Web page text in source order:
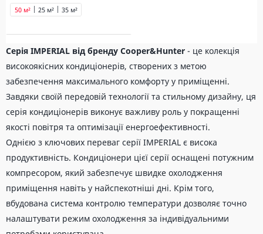
25 м² 35 м²
50 м²
Серія IMPERIAL від бренду Cooper&Hunter - це колекція
високоякісних кондиціонерів, створених з метою
забезпечення максимального комфорту у приміщенні.
Завдяки своїй передовій технології та стильному дизайну, ця
серія кондиціонерів виконує важливу роль у покращенні
якості повітря та оптимізації енергоефективності.
Однією з ключових переваг серії IMPERIAL є висока
продуктивність. Кондиціонери цієї серії оснащені потужним
компресором, який забезпечує швидке охолодження
приміщення навіть у найспекотніші дні. Крім того,
вбудована система контролю температури дозволяє точно
налаштувати режим охолодження за індивідуальними